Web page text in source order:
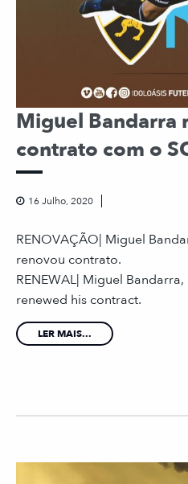
Miguel Bandarra
contrato com o
16 Julho, 2020
RENOVAÇÃO| Miguel
renovou contrato. ⠀
RENEWAL| Miguel
renewed his contract.
LER MAIS...